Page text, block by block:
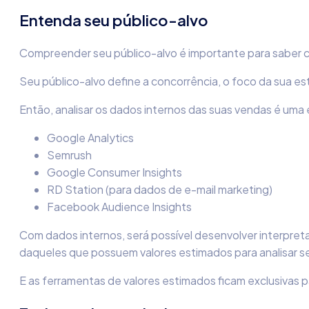
Entenda seu público-alvo
Compreender seu público-alvo é importante para saber
Seu público-alvo define a concorrência, o foco da sua
Então, analisar os dados internos das suas vendas é
Google Analytics
Semrush
Google Consumer Insights
RD Station (para dados de e-mail marketing)
Facebook Audience Insights
Com dados internos, será possível desenvolver
daqueles que possuem valores estimados para analisar
E as ferramentas de valores estimados ficam exclusivas